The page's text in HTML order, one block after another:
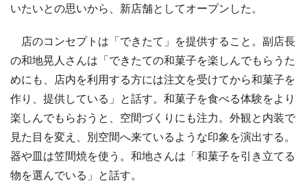
いたいとの思いから、新店舗としてオープンした。
店のコンセプトは「できたて」を提供すること。副店長
の和地晃人さんは「できたての和菓子を楽しんでもらうた
めにも、店内を利用する方には注文を受けてから和菓子を
作り、提供している」と話す。和菓子を食べる体験をより
楽しんでもらおうと、空間づくりにも注力。外観と内装で
見た目を変え、別空間へ来ているような印象を演出する。
器や皿は笠間焼を使う。和地さんは「和菓子を引き立てる
物を選んでいる」と話す。